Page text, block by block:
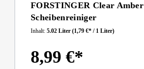
FORSTINGER Clear Amber
Scheibenreiniger
Inhalt: 5.02 Liter (1,79 €* / 1 Liter)
8,99 €*